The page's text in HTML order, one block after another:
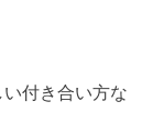
付き合い方な